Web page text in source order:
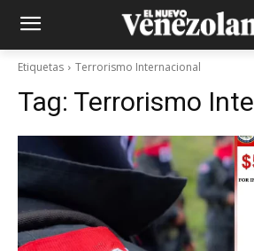
Etiquetas Terrorismo Internacional
Tag: Terrorismo